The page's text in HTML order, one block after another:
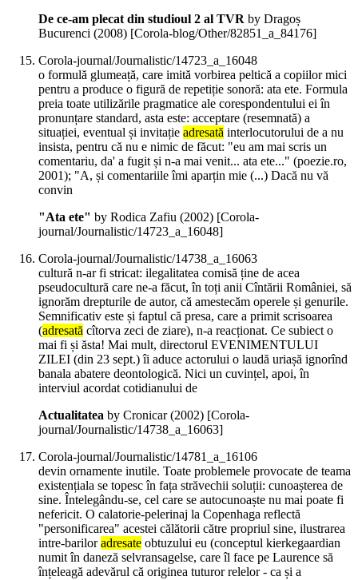
De ce-am plecat din studioul 2 al TVR by Dragoș
Bucurenci (2008) [Corola-blog/Other/82851_a_84176]
Corola-journal/Journalistic/14723_a_16048
o formulă glumeață, care imită vorbirea peltică a copiilor mici
pentru a produce o figură de repetiție sonoră: ata ete. Formula
preia toate utilizările pragmatice ale corespondentului ei în
pronunțare standard, asta este: acceptare (resemnată) a
situației, eventual și invitație adresată interlocutorului de a nu
insista, pentru că nu e nimic de făcut: "eu am mai scris un
comentariu, da' a fugit și n-a mai venit... ata ete..." (poezie.ro,
2001); "A, și comentariile îmi aparțin mie (...) Dacă nu vă
convin
"Ata ete" by Rodica Zafiu (2002) [Corola-
journal/Journalistic/14723_a_16048]
Corola-journal/Journalistic/14738_a_16063
cultură n-ar fi stricat: ilegalitatea comisă ține de acea
pseudocultură care ne-a făcut, în toți anii Cîntării României, să
ignorăm drepturile de autor, că amestecăm operele și genurile.
Semnificativ este și faptul că presa, care a primit scrisoarea
(adresată cîtorva zeci de ziare), n-a reacționat. Ce subiect o
mai fi și ăsta! Mai mult, directorul EVENIMENTULUI
ZILEI (din 23 sept.) îi aduce actorului o laudă uriașă ignorînd
banala abatere deontologică. Nici un cuvințel, apoi, în
interviul acordat cotidianului de
Actualitatea by Cronicar (2002) [Corola-
journal/Journalistic/14738_a_16063]
Corola-journal/Journalistic/14781_a_16106
devin ornamente inutile. Toate problemele provocate de teama
existențiala se topesc în fața străvechii soluții: cunoașterea de
sine. Întelegându-se, cel care se autocunoaște nu mai poate fi
nefericit. O calatorie-pelerinaj la Copenhaga reflectă
"personificarea" acestei călătorii către propriul sine, ilustrarea
intre-bariloradresate obtuzului eu (conceptul kierkegaardian
numit în daneză selvransagelse, care îl face pe Laurence să
înțeleagă adevărul că originea tuturor relelor - ca și a